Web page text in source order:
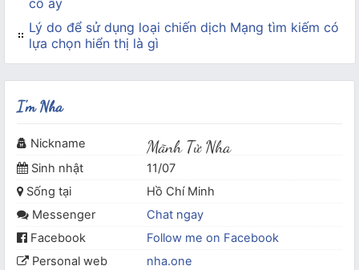
cô ấy
Lý do để sử dụng loại chiến dịch Mạng tìm kiếm có
lựa chọn hiển thị là gì
I'm Nha
Nickname Mãnh Tử Nha
Sinh nhật
11/07
Sống tại
Hồ Chí Minh
Messenger
Chat ngay
Facebook
Follow me on Facebook
Personal web
nha.one